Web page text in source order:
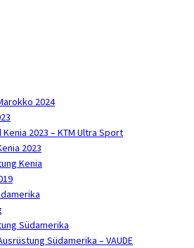
2024
Kenia 2023 – KTM Ultra Sport
2023
Kenia
Südamerika
Südamerika – VAUDE